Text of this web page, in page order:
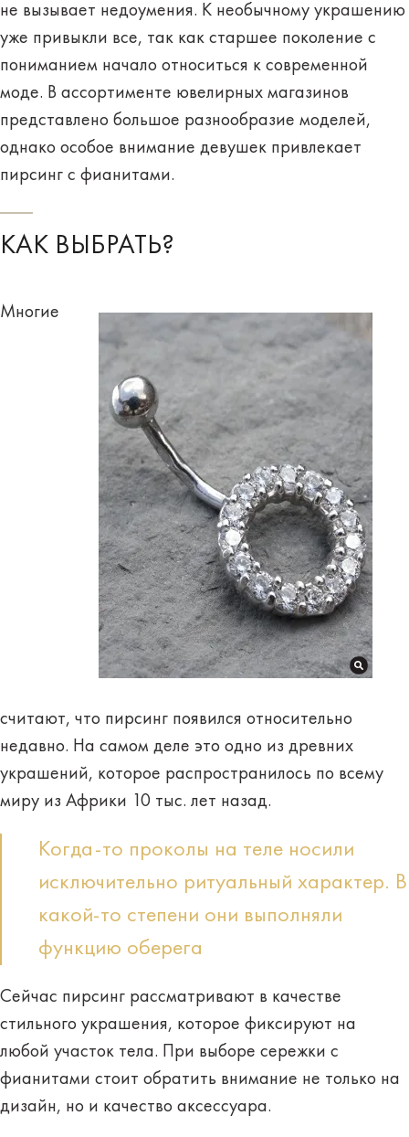
не вызывает недоумения. К необычному украшению
уже привыкли все, так как старшее поколение с
пониманием начало относиться к современной
моде. В ассортименте ювелирных магазинов
представлено большое разнообразие моделей,
однако особое внимание девушек привлекает
пирсинг с фианитами.
КАК ВЫБРАТЬ?
Многие
считают, что пирсинг появился относительно
недавно. На самом деле это одно из древних
украшений, которое распространилось по всему
миру из Африки 10 тыс. лет назад.
Когда-то проколы на теле носили
исключительно ритуальный характер. В
какой-то степени они выполняли
функцию оберега
Сейчас пирсинг рассматривают в качестве
стильного украшения, которое фиксируют на
любой участок тела. При выборе сережки с
фианитами стоит обратить внимание не только на
дизайн, но и качество аксессуара.